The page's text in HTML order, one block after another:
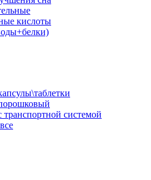
кислоты
транспортной системой